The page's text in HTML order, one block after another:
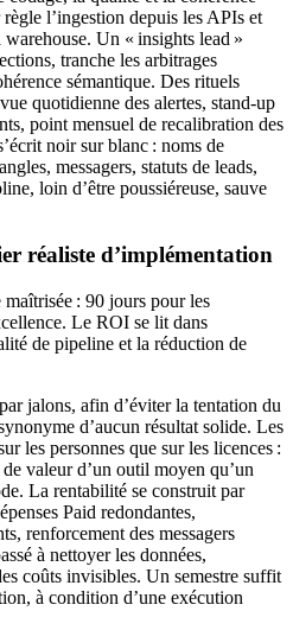
l’ingestion depuis les APIs et
Un « insights lead »
tranche les arbitrages
sémantique. Des rituels
quotidienne des alertes, stand-up
point mensuel de recalibration des
noir sur blanc : noms de
messagers, statuts de leads,
loin d’être poussiéreuse, sauve
réaliste d’implémentation
: 90 jours pour les
Le ROI se lit dans
de pipeline et la réduction de
jalons, afin d’éviter la tentation du
d’aucun résultat solide. Les
les personnes que sur les licences :
valeur d’un outil moyen qu’un
La rentabilité se construit par
Paid redondantes,
renforcement des messagers
à nettoyer les données,
coûts invisibles. Un semestre suffit
à condition d’une exécution